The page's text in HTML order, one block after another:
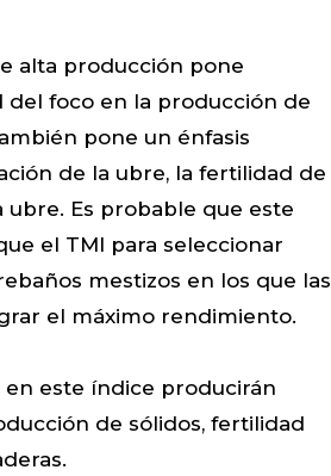
alta producción pone
foco en la producción de
pone un énfasis
de la ubre, la fertilidad de
ubre. Es probable que este
el TMI para seleccionar
mestizos en los que las
el máximo rendimiento.
este índice producirán
de sólidos, fertilidad